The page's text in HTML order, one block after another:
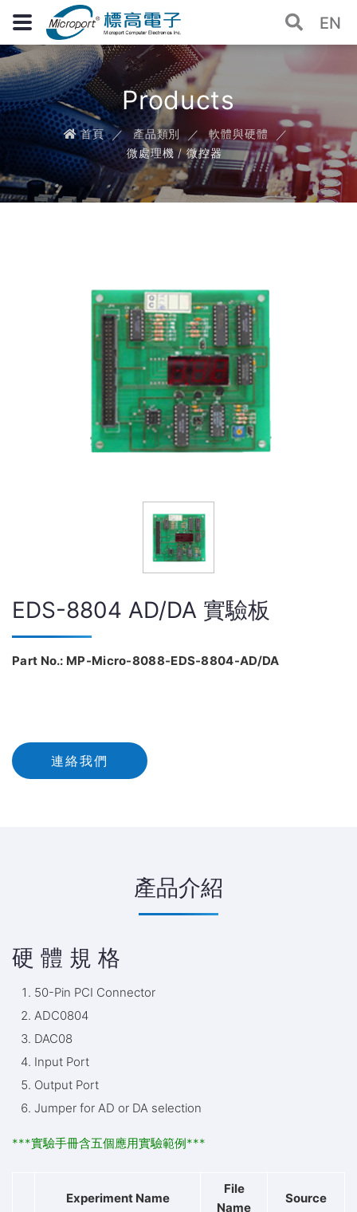
EN
Products
首頁 產品類別
軟體與硬體
微處理機 / 微控器
EDS-8804 AD/DA 實驗板
Part No.: MP-Micro-8088-EDS-8804-AD/DA
連絡我們
產品介紹
硬 體 規 格
50-Pin PCI Connector
ADC0804
DAC08
Input Port
Output Port
Jumper for AD or DA selection
***實驗手冊含五個應用實驗範例***
Experiment Name
File
Name
Source